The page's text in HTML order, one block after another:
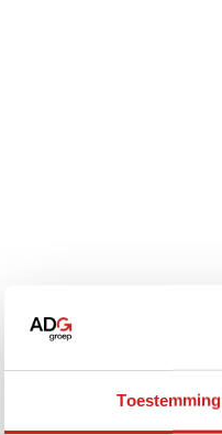
Toestemming